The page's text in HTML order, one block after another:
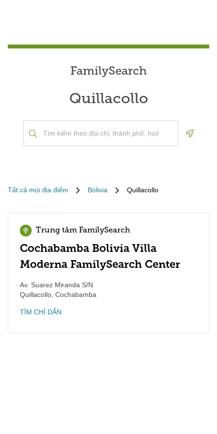
FamilySearch
Quillacollo
Tất cả mọi địa điểm Bolivia Quillacollo
Trung tâm FamilySearch
Cochabamba Bolivia Villa
Moderna FamilySearch Center
Av. Suarez Miranda S/N
Quillacollo Cochabamba
TÌM CHỈ DẪN